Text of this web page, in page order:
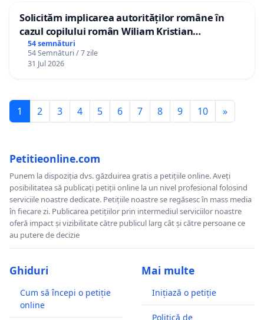
Solicităm implicarea autorităților române în
cazul copilului român Wiliam Kristian
Gheorghe, aflat în plasament în Danemarca de
12 ani
54 semnături
54 Semnături / 7 zile
31 Jul 2026
1 2 3 4 5 6 7 8 9 10 »
Petitieonline.com
Punem la dispoziția dvs. găzduirea gratis a petițiile online. Aveți
posibilitatea să publicați petiții online la un nivel profesional folosind
serviciile noastre dedicate. Petițiile noastre se regăsesc în mass media
în fiecare zi. Publicarea petițiilor prin intermediul serviciilor noastre
oferă impact și vizibilitate către publicul larg cât și către persoane ce
au putere de decizie
Ghiduri
Cum să începi o petiție
online
Mai multe
Inițiază o petiție
Politică de